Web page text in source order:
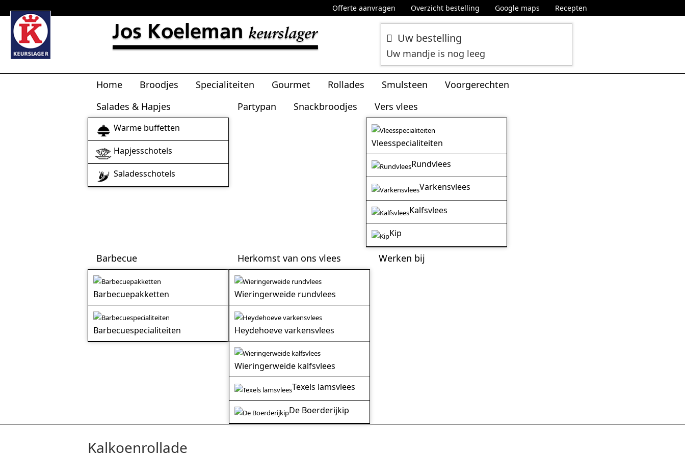
Offerte aanvragen Overzicht bestelling Google maps Recepten
Uw bestelling
Uw mandje is nog leeg
Home Broodjes Specialiteiten Gourmet Rollades Smulsteen
Voorgerechten
Salades & Hapjes
Warme buffetten
Hapjesschotels
Saladesschotels
Partypan Snackbroodjes Vers vlees
Vleesspecialiteiten
Rundvlees
Varkensvlees
Kalfsvlees
Kip
Barbecue
Barbecuepakketten
Barbecuespecialiteiten
Herkomst van ons vlees
Wieringerweide rundvlees
Heydehoeve varkensvlees
Wieringerweide kalfsvlees
Texels lamsvlees
De Boerderijkip
Werken bij
Kalkoenrollade